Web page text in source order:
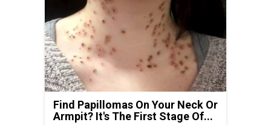
Find Papillomas On Your Neck Or
Armpit? It's The First Stage Of...